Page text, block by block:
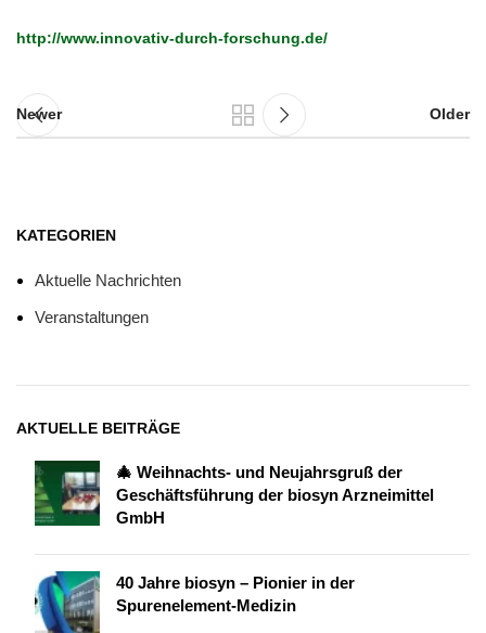
http://www.innovativ-durch-forschung.de/
Newer Older
KATEGORIEN
Aktuelle Nachrichten
Veranstaltungen
AKTUELLE BEITRÄGE
🎄 Weihnachts- und Neujahrsgruß der
Geschäftsführung der biosyn Arzneimittel
GmbH
40 Jahre biosyn – Pionier in der
Spurenelement-Medizin